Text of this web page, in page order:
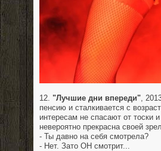
12. "Лучшие дни впереди" ,
пенсию и сталкивается с
интересам не спасают от тоски
невероятно прекрасна своей
- Ты давно на себя смотрела?
- Нет. Зато ОН смотрит...